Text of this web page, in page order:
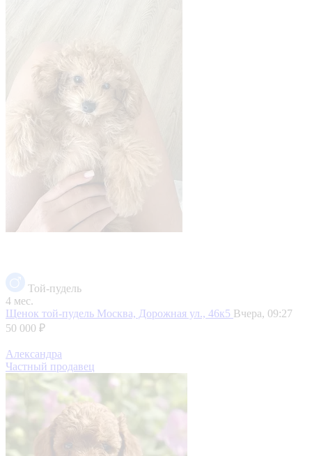
Той-пудель
4 мес.
Щенок той-пудель Москва, Дорожная ул., 46к5 Вчера, 09:27
50 000 ₽
Александра
Частный продавец